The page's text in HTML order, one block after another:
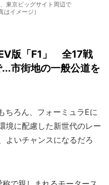
東京ビッグサイト周辺で
はイメージ）
版「F1」 全17戦
市街地の一般公道を
ちろん、フォーミュラEに
境に配慮した新世代のレー
よいチャンスになるだろ